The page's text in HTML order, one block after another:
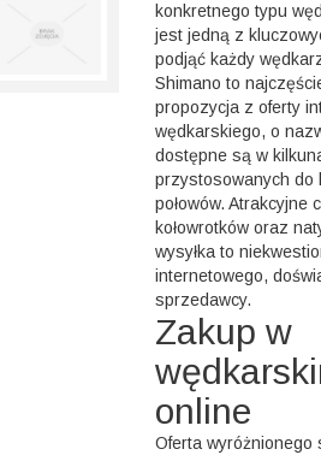
konkretnego typu
jest jedną z
podjąć każdy
Shimano to
propozycja z oferty
wędkarskiego, o
dostępne są w
przystosowanych do
połowów. Atrakcyjne
kołowrotków oraz
wysyłka to
internetowego,
sprzedawcy.
Zakup w
online
Oferta wyróżnionego